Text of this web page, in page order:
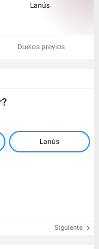
Lanús
Duelos previos
Lanús
Siguiente